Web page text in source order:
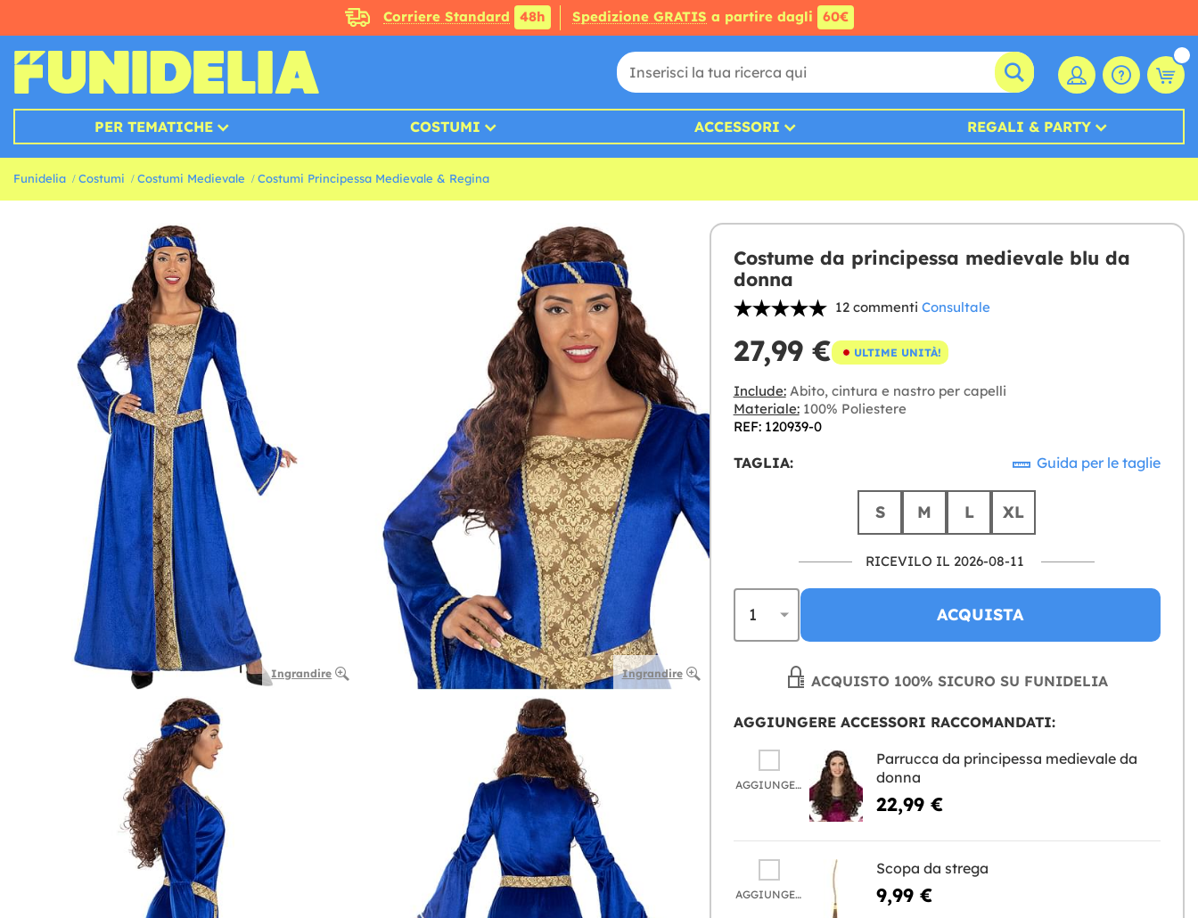
Corriere Standard 48h Spedizione GRATIS a partire dagli 60€
PER TEMATICHE COSTUMI ACCESSORI REGALI & PARTY
Funidelia Costumi Costumi Medievale Costumi Principessa Medievale & Regina
Ingrandire Ingrandire
Costume da principessa medievale blu da
donna
12 commenti Consultale
27,99 € ULTIME UNITÀ!
Include:Abito, cintura e nastro per capelli
Materiale:100% Poliestere
REF: 120939-0
TAGLIA: Guida per le taglie
S M L XL
RICEVILO IL 2026-08-11
ACQUISTA
ACQUISTO 100% SICURO SU FUNIDELIA
AGGIUNGERE ACCESSORI RACCOMANDATI:
AGGIUNGERE
Parrucca da principessa medievale da
donna
22,99 €
AGGIUNGERE
Scopa da strega
9,99 €